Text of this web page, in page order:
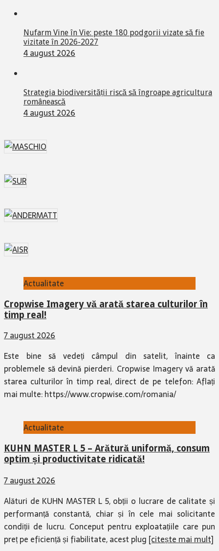
Nufarm Vine în Vie: peste 180 podgorii vizate să fie
vizitate în 2026-2027
4 august 2026
Strategia biodiversității riscă să îngroape agricultura
românească
4 august 2026
Actualitate
Cropwise Imagery vă arată starea culturilor în
timp real!
7 august 2026
Este bine să vedeți câmpul din satelit, înainte ca
problemele să devină pierderi. Cropwise Imagery vă arată
starea culturilor în timp real, direct de pe telefon: Aflați
mai multe: https://www.cropwise.com/romania/
Actualitate
KUHN MASTER L 5 – Arătură uniformă, consum
optim și productivitate ridicată!
7 august 2026
Alături de KUHN MASTER L 5, obții o lucrare de calitate și
performanță constantă, chiar și în cele mai solicitante
condiții de lucru. Conceput pentru exploatațiile care pun
preț pe eficiență și fiabilitate, acest plug [citește mai mult]